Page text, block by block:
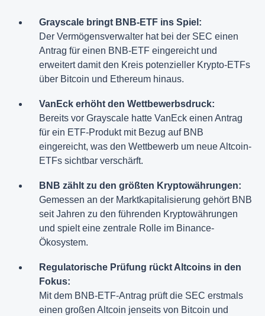
Grayscale bringt BNB-ETF ins Spiel:
Der Vermögensverwalter hat bei der SEC einen
Antrag für einen BNB-ETF eingereicht und
erweitert damit den Kreis potenzieller Krypto-ETFs
über Bitcoin und Ethereum hinaus.
VanEck erhöht den Wettbewerbsdruck:
Bereits vor Grayscale hatte VanEck einen Antrag
für ein ETF-Produkt mit Bezug auf BNB
eingereicht, was den Wettbewerb um neue Altcoin-
ETFs sichtbar verschärft.
BNB zählt zu den größten Kryptowährungen:
Gemessen an der Marktkapitalisierung gehört BNB
seit Jahren zu den führenden Kryptowährungen
und spielt eine zentrale Rolle im Binance-
Ökosystem.
Regulatorische Prüfung rückt Altcoins in den
Fokus:
Mit dem BNB-ETF-Antrag prüft die SEC erstmals
einen großen Altcoin jenseits von Bitcoin und